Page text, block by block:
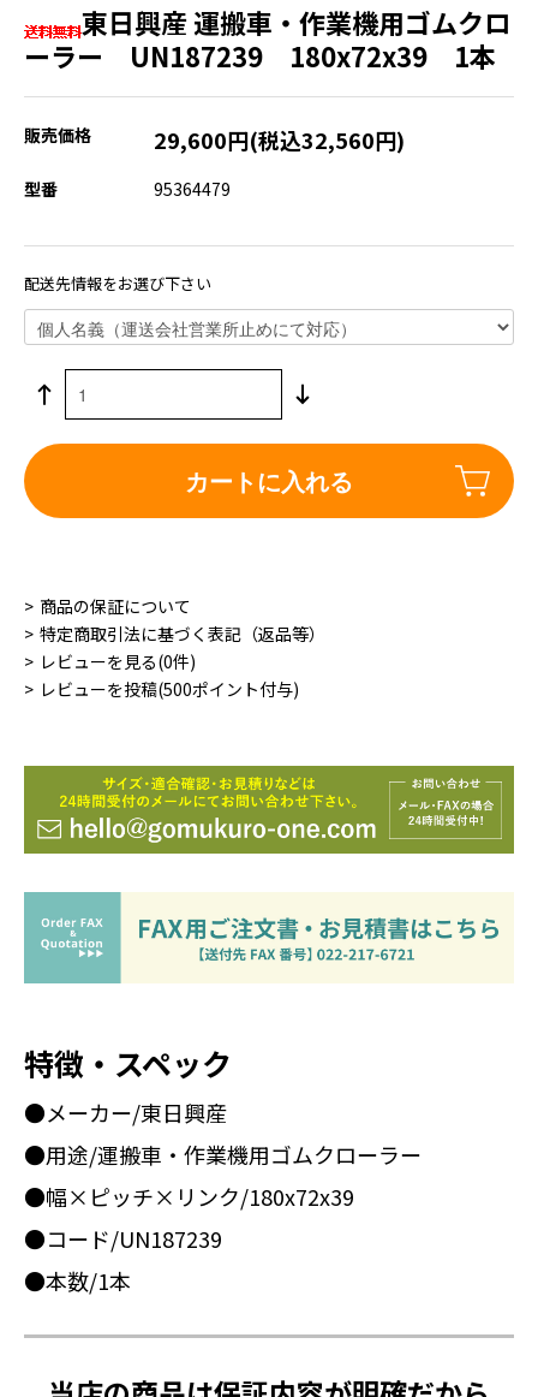
東日興産 運搬車・作業機用ゴムクロ
ーラー UN187239 180x72x39 1本
販売価格 29,600円(税込32,560円)
型番 95364479
配送先情報をお選び下さい
カートに入れる
商品の保証について
特定商取引法に基づく表記（返品等）
レビューを見る(0件)
レビューを投稿(500ポイント付与)
特徴・スペック
●メーカー/東日興産
●用途/運搬車・作業機用ゴムクローラー
●幅×ピッチ×リンク/180x72x39
●コード/UN187239
●本数/1本